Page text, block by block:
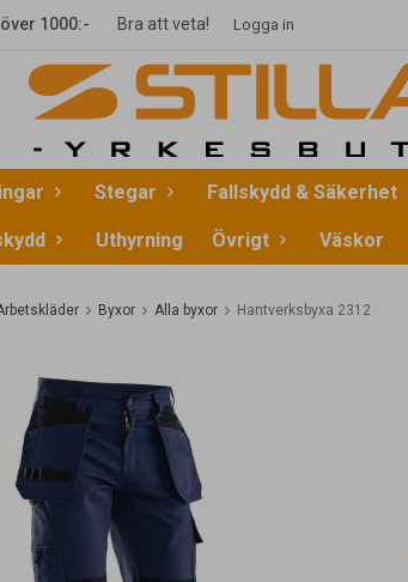
1000:- Bra att veta! Logga in
Stegar Fallskydd & Säkerhet
Uthyrning Övrigt Väskor
Byxor Alla byxor Hantverksbyxa 2312